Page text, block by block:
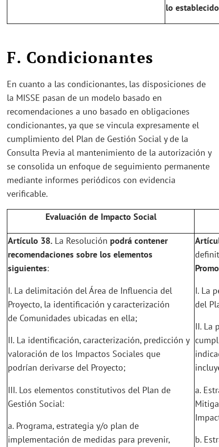
lo
F. Condicionantes
En cuanto a las condicionantes, las disposiciones de
la MISSE pasan de un modelo basado en
recomendaciones a uno basado en obligaciones
condicionantes, ya que se vincula expresamente el
cumplimiento del Plan de Gestión Social y de la
Consulta Previa al mantenimiento de la autorización y
se consolida un enfoque de seguimiento permanente
mediante informes periódicos con evidencia
verificable.
Evaluación de Impacto Social
Artículo 38. La Resolución podrá contener
recomendaciones sobre los elementos
siguientes:
I. La delimitación del Área de Influencia del
Proyecto, la identificación y caracterización
de Comunidades ubicadas en ella;
II. La identificación, caracterización, predicción y
valoración de los Impactos Sociales que
podrían derivarse del Proyecto;
III. Los elementos constitutivos del Plan de
Gestión Social:
a. Programa, estrategia y/o plan de
implementación de medidas para prevenir,
I. La
del
II. La
a.
b.